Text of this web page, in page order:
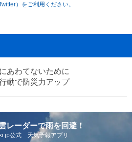
）をご利用ください。
あわてないために
動で防災力アップ
レーダーで雨を回避！
公式 天気予報アプリ